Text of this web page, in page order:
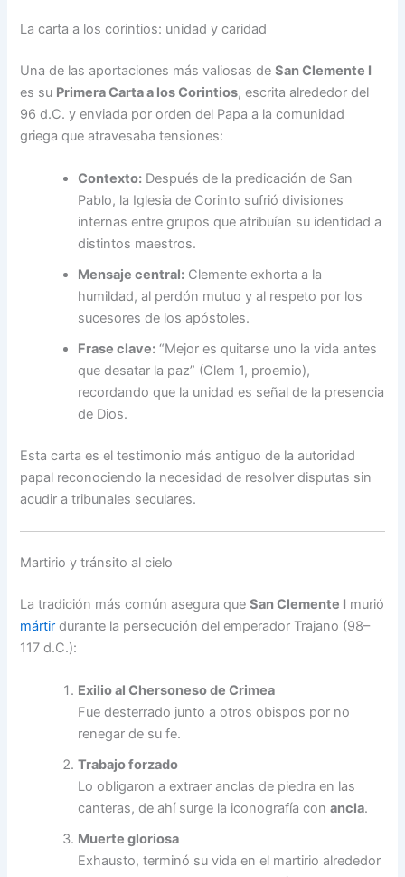
La carta a los corintios: unidad y caridad
Una de las aportaciones más valiosas deSan Clemente I
es su Primera Carta a los Corintios, escrita alrededor del
96 d.C. y enviada por orden del Papa a la comunidad
griega que atravesaba tensiones:
Contexto: Después de la predicación de San
Pablo, la Iglesia de Corinto sufrió divisiones
internas entre grupos que atribuían su identidad a
distintos maestros.
Mensaje central: Clemente exhorta a la
humildad, al perdón mutuo y al respeto por los
sucesores de los apóstoles.
Frase clave: “Mejor es quitarse uno la vida antes
que desatar la paz” (Clem 1, proemio),
recordando que la unidad es señal de la presencia
de Dios.
Esta carta es el testimonio más antiguo de la autoridad
papal reconociendo la necesidad de resolver disputas sin
acudir a tribunales seculares.
Martirio y tránsito al cielo
La tradición más común asegura queSan Clemente I murió
mártir durante la persecución del emperador Trajano (98–
117 d.C.):
Exilio al Chersoneso de Crimea
Fue desterrado junto a otros obispos por no
renegar de su fe.
Trabajo forzado
Lo obligaron a extraer anclas de piedra en las
canteras, de ahí surge la iconografía conancla.
Muerte gloriosa
Exhausto, terminó su vida en el martirio alrededor